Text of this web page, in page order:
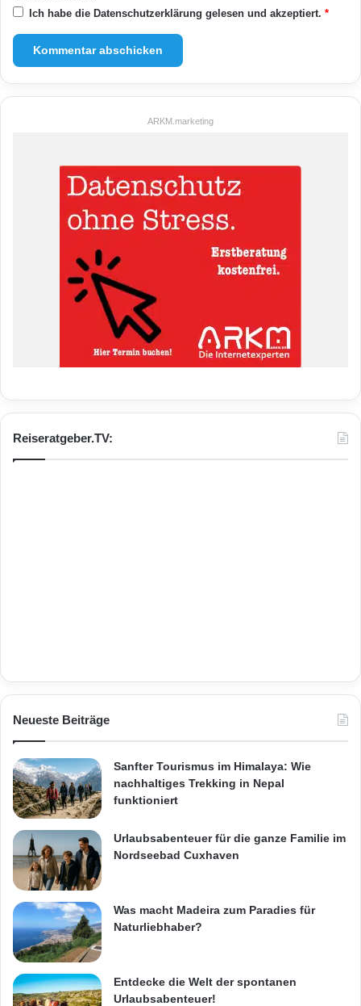
Ich habe die Datenschutzerklärung gelesen und akzeptiert. *
ARKM.marketing
Reiseratgeber.TV:
Neueste Beiträge
Sanfter Tourismus im Himalaya: Wie
nachhaltiges Trekking in Nepal
funktioniert
Urlaubsabenteuer für die ganze Familie im
Nordseebad Cuxhaven
Was macht Madeira zum Paradies für
Naturliebhaber?
Entdecke die Welt der spontanen
Urlaubsabenteuer!